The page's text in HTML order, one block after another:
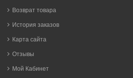
Возврат товара
История заказов
Карта сайта
Отзывы
Мой Кабинет